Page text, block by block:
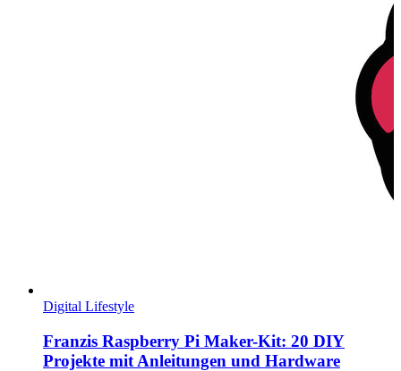
Digital Lifestyle
Franzis Raspberry Pi Maker-Kit: 20 DIY
Projekte mit Anleitungen und Hardware